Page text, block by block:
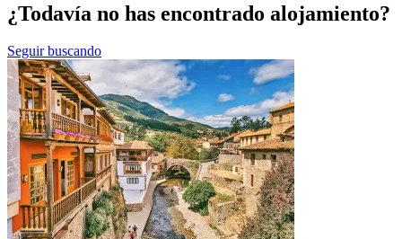
¿Todavía no has encontrado alojamiento?
Seguir buscando